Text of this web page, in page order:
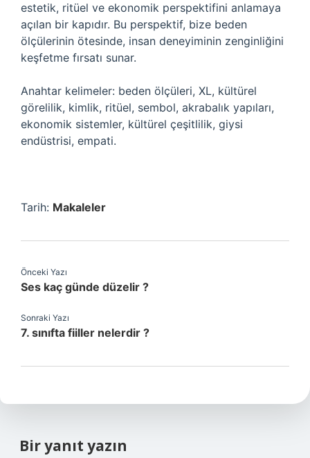
estetik, ritüel ve ekonomik perspektifini anlamaya
açılan bir kapıdır. Bu perspektif, bize beden
ölçülerinin ötesinde, insan deneyiminin zenginliğini
keşfetme fırsatı sunar.
Anahtar kelimeler: beden ölçüleri, XL, kültürel
görelilik, kimlik, ritüel, sembol, akrabalık yapıları,
ekonomik sistemler, kültürel çeşitlilik, giysi
endüstrisi, empati.
Tarih: Makaleler
Önceki Yazı
Ses kaç günde düzelir ?
Sonraki Yazı
7. sınıfta fiiller nelerdir ?
Bir yanıt yazın